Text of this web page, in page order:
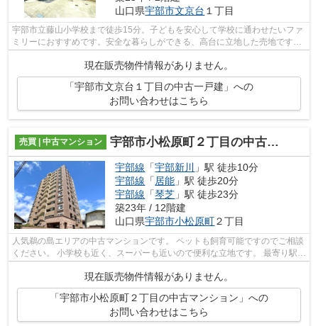
山口県宇部市文京台 １丁目
宇部市立藤山小学校まで徒歩15分。子どもを安心して学校に通わせたいファ
ミリーにおすすめです。安全な暮らしができる、高台に立地した売地です。
現在販売物件情報がありません。
「宇部市文京台１丁目の中古一戸建」への
お問い合わせはこちら
売買 | 中古マンション 宇部市小松原町２丁目の中古マンション
宇部線 「宇部新川
」駅 徒歩10分
宇部線 「居能 」駅 徒歩20分
宇部線 「琴芝 」駅 徒歩23分
築23年 / 12階建
山口県宇部市小松原町２丁目
人気鵜の島エリアの中古マンションです。 ペットも飼育可能ですのでご相談
ください。 小学校も近く、スーパーも近いので便利な立地です。 最寄り駅ま
現在販売物件情報がありません。
「宇部市小松原町２丁目の中古マンション」への
お問い合わせはこちら